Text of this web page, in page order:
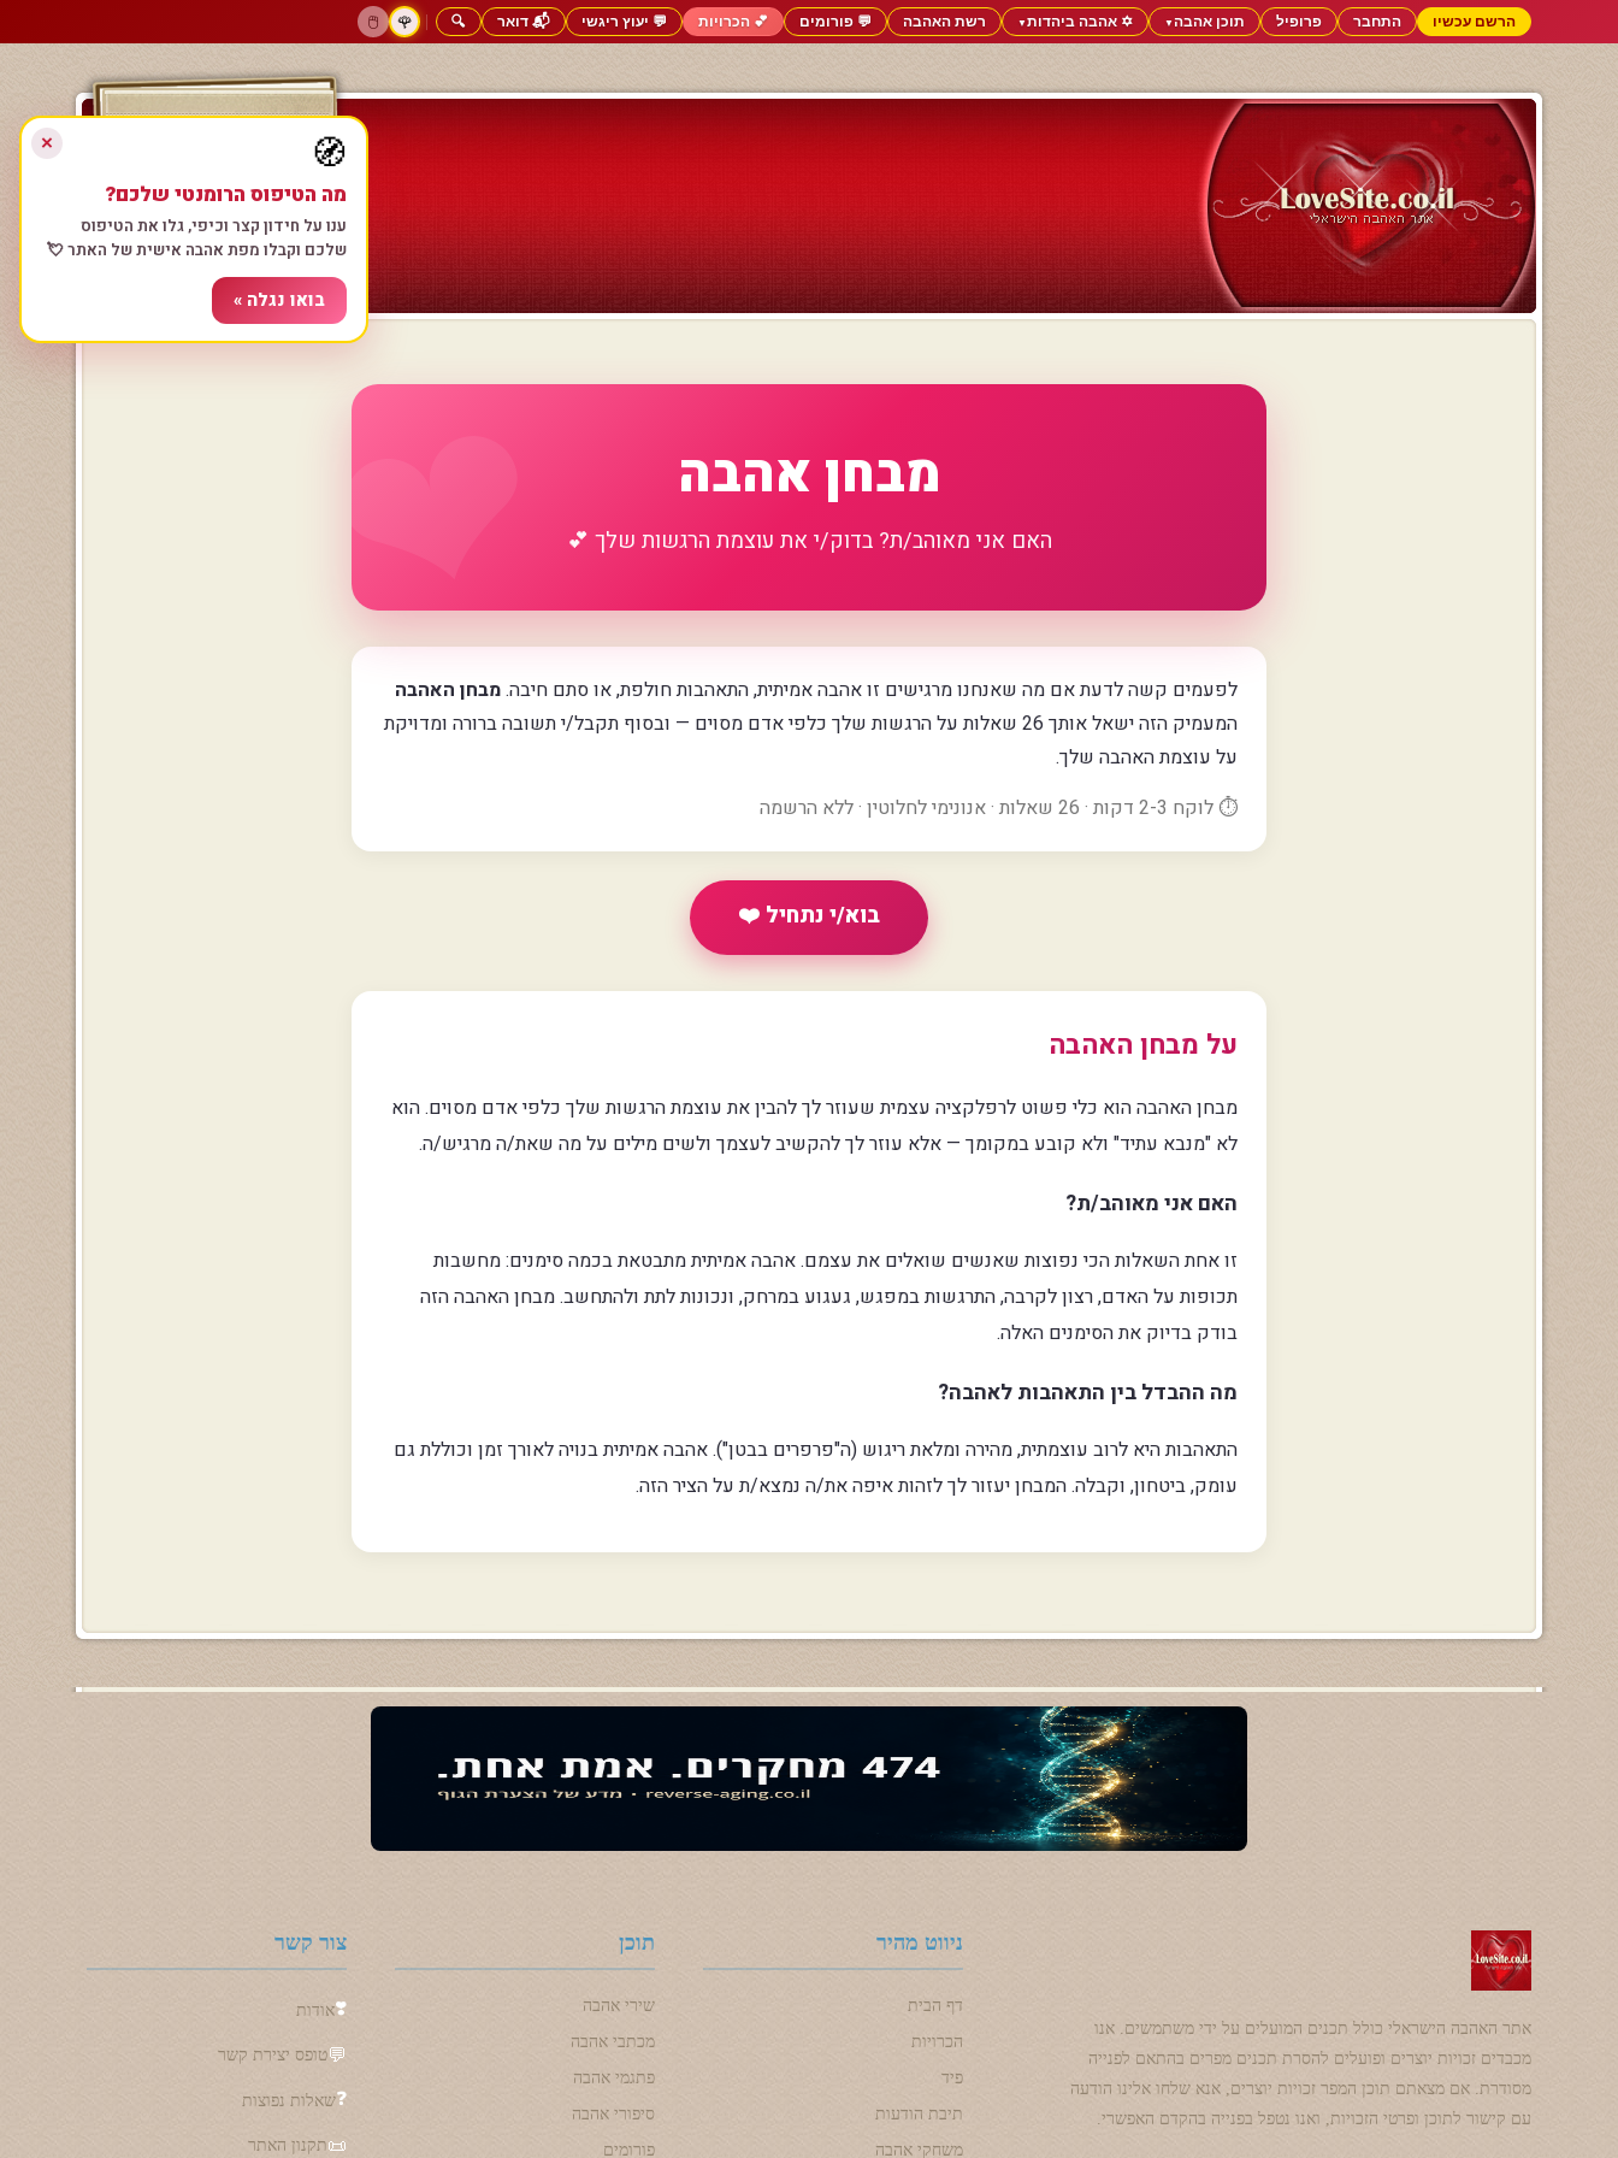
הרשם עכשיו התחבר פרופיל תוכן אהבה▼ ✡️ אהבה ביהדות▼ רשת האהבה 💬 פורומים 💕 הכרויות 💬 יעוץ ריגשי 📬 דואר 🔍
🌹
🖱️
הרשם עכשיו
התחבר
צימרים רומנטיים
חנות המתנות
מבחן אהבה
האם אני מאוהב/ת? בדוק/י את עוצמת הרגשות שלך 💕
לפעמים קשה לדעת אם מה שאנחנו מרגישים זו אהבה אמיתית, התאהבות חולפת, או סתם חיבה.מבחן האהבה
המעמיק הזה ישאל אותך 26 שאלות על הרגשות שלך כלפי אדם מסוים — ובסוף תקבל/י תשובה ברורה ומדויקת
על עוצמת האהבה שלך.
⏱️ לוקח 2-3 דקות · 26 שאלות · אנונימי לחלוטין · ללא הרשמה
בוא/י נתחיל ❤️
על מבחן האהבה
מבחן האהבה הוא כלי פשוט לרפלקציה עצמית שעוזר לך להבין את עוצמת הרגשות שלך כלפי אדם מסוים. הוא
לא "מנבא עתיד" ולא קובע במקומך — אלא עוזר לך להקשיב לעצמך ולשים מילים על מה שאת/ה מרגיש/ה.
האם אני מאוהב/ת?
זו אחת השאלות הכי נפוצות שאנשים שואלים את עצמם. אהבה אמיתית מתבטאת בכמה סימנים: מחשבות
תכופות על האדם, רצון לקרבה, התרגשות במפגש, געגוע במרחק, ונכונות לתת ולהתחשב. מבחן האהבה הזה
בודק בדיוק את הסימנים האלה.
מה ההבדל בין התאהבות לאהבה?
התאהבות היא לרוב עוצמתית, מהירה ומלאת ריגוש (ה"פרפרים בבטן"). אהבה אמיתית בנויה לאורך זמן וכוללת גם
עומק, ביטחון, וקבלה. המבחן יעזור לך לזהות איפה את/ה נמצא/ת על הציר הזה.
אתר האהבה הישראלי כולל תכנים המועלים על ידי משתמשים. אנו
מכבדים זכויות יוצרים ופועלים להסרת תכנים מפרים בהתאם לפנייה
מסודרת. אם מצאתם תוכן המפר זכויות יוצרים, אנא שלחו אלינו הודעה
עם קישור לתוכן ופרטי הזכויות, ואנו נטפל בפנייה בהקדם האפשרי.
ניווט מהיר
דף הבית
הכרויות
פיד
תיבת הודעות
משחקי אהבה
תוכן
שירי אהבה
מכתבי אהבה
פתגמי אהבה
סיפורי אהבה
פורומים
צור קשר
❣️אודות
💬טופס יצירת קשר
❓שאלות נפוצות
📜תקנון האתר